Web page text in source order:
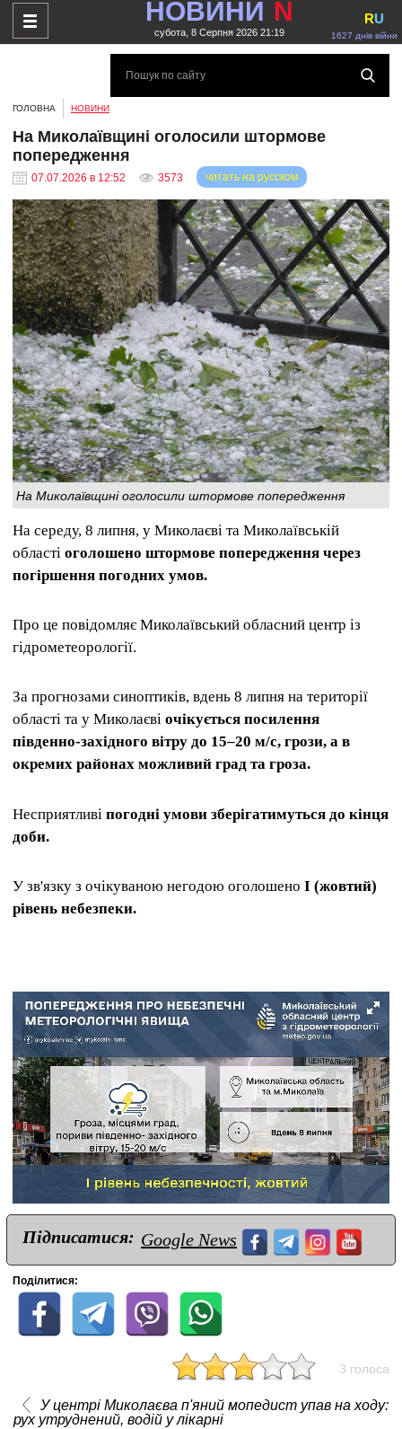
НОВИНИ N
субота, 8 Серпня 2026 21:19 1627 днів війни
RU
ГОЛОВНА НОВИНИ
На Миколаївщині оголосили штормове
попередження
07.07.2026 в 12:52 3573 читать на русском
На Миколаївщині оголосили штормове попередження
На середу, 8 липня, у Миколаєві та Миколаївській
області оголошено штормове попередження через
погіршення погодних умов.
Про це повідомляє Миколаївський обласний центр із
гідрометеорології.
За прогнозами синоптиків, вдень 8 липня на території
області та у Миколаєві очікується посилення
південно-західного вітру до 15–20 м/с, грози, а в
окремих районах можливий град та гроза.
Несприятливі погодні умови зберігатимуться до кінця
доби.
У зв'язку з очікуваною негодою оголошено I (жовтий)
рівень небезпеки.
Підписатися: Google News
Поділитися:
3 голоса
У центрі Миколаєва п'яний мопедист упав на ходу:
рух утруднений, водій у лікарні